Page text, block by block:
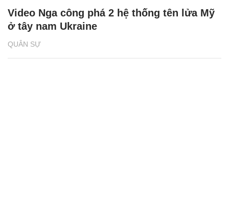
QUÂN SỰ
Video Nga công phá 2 hệ thống tên lửa Mỹ
ở tây nam Ukraine